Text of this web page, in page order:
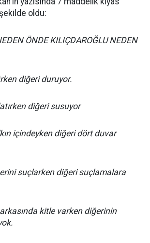
oldu:
ÖNDE KILIÇDAROĞLU NEDEN
diğeri duruyor.
diğeri susuyor
içindeyken diğeri dört duvar
suçlarken diğeri suçlamalara
kitle varken diğerinin